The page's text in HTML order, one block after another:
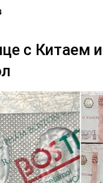
с Китаем